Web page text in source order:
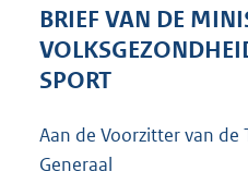
BRIEF VAN DE
SPORT
Aan de Voorzitter van de
Generaal